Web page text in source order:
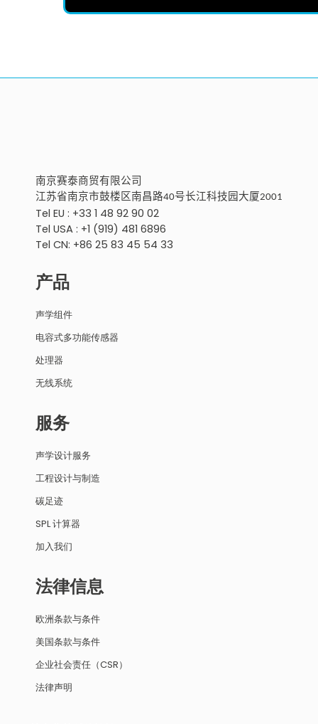
南京赛泰商贸有限公司
江苏省南京市鼓楼区南昌路40号长江科技园大厦2001
Tel EU : +33 1 48 92 90 02
Tel USA : +1 (919) 481 6896
Tel CN: +86 25 83 45 54 33
产品
声学组件
电容式多功能传感器
处理器
无线系统
服务
声学设计服务
工程设计与制造
碳足迹
SPL 计算器
加入我们
法律信息
欧洲条款与条件
美国条款与条件
企业社会责任（CSR）
法律声明